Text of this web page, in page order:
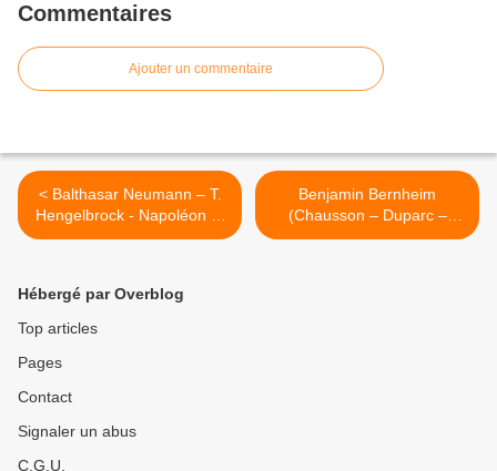
Commentaires
Ajouter un commentaire
< Balthasar Neumann – T.
Hengelbrock - Napoléon et
la musique - Fontainebleau
Benjamin Bernheim
(Chausson – Duparc –
Brahms – Britten - Bridge) -
Hébergé par Overblog
Top articles
Pages
Contact
Signaler un abus
C.G.U.